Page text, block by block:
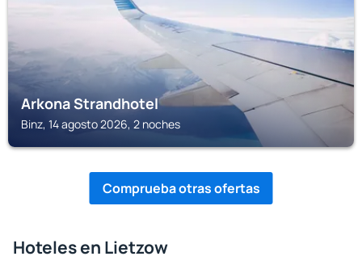
Arkona Strandhotel
Binz, 14 agosto 2026, 2 noches
Comprueba otras ofertas
Hoteles en Lietzow